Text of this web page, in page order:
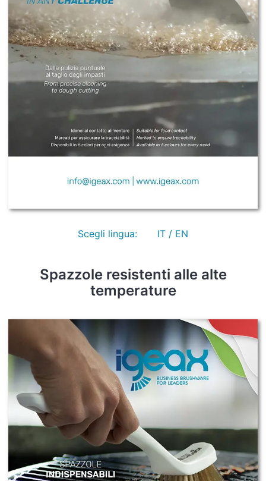
Scegli lingua: IT / EN
Spazzole resistenti alle alte
temperature